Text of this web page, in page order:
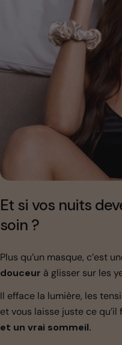
Et si vos nuits
soin ?
Plus qu’un masque, c’est
douceur à glisser sur les
Il efface la lumière, les
et vous laisse juste ce qu’il
et un vrai sommeil.